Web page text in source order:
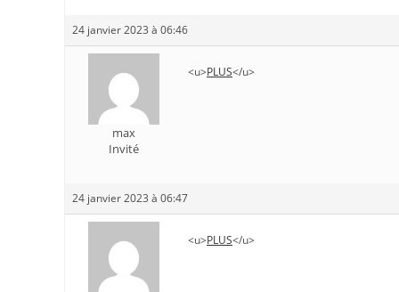
24 janvier 2023 à 06:46
max
Invité
<u>PLUS</u>
24 janvier 2023 à 06:47
<u>PLUS</u>